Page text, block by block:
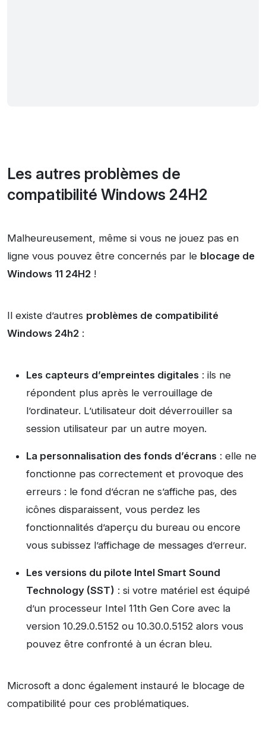
Les autres problèmes de
compatibilité Windows 24H2
Malheureusement, même si vous ne jouez pas en
ligne vous pouvez être concernés par le blocage de
Windows 11 24H2 !
Il existe d’autres problèmes de compatibilité
Windows 24h2 :
Les capteurs d’empreintes digitales : ils ne
répondent plus après le verrouillage de
l’ordinateur. L’utilisateur doit déverrouiller sa
session utilisateur par un autre moyen.
La personnalisation des fonds d’écrans : elle ne
fonctionne pas correctement et provoque des
erreurs : le fond d’écran ne s’affiche pas, des
icônes disparaissent, vous perdez les
fonctionnalités d’aperçu du bureau ou encore
vous subissez l’affichage de messages d’erreur.
Les versions du pilote Intel Smart Sound
Technology (SST) : si votre matériel est équipé
d’un processeur Intel 11th Gen Core avec la
version 10.29.0.5152 ou 10.30.0.5152 alors vous
pouvez être confronté à un écran bleu.
Microsoft a donc également instauré le blocage de
compatibilité pour ces problématiques.